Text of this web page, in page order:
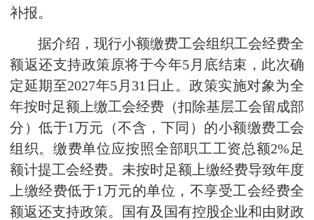
补报。
据介绍，现行小额缴费工会组织工会经费全
额返还支持政策原将于今年5月底结束，此次确
定延期至2027年5月31日止。政策实施对象为全
年按时足额上缴工会经费（扣除基层工会留成部
分）低于1万元（不含，下同）的小额缴费工会
组织。缴费单位应按照全部职工工资总额2%足
额计提工会经费。未按时足额上缴经费导致年度
上缴经费低于1万元的单位，不享受工会经费全
额返还支持政策。国有及国有控股企业和由财政